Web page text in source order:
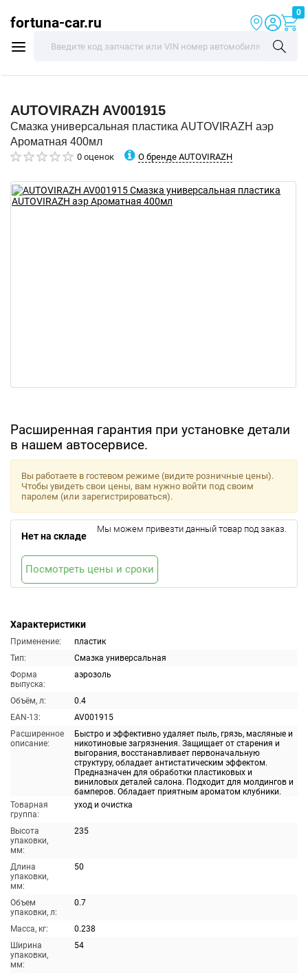
fortuna-car.ru
0
AUTOVIRAZH AV001915
Смазка универсальная пластика AUTOVIRAZH аэр
Ароматная 400мл
0 оценок О бренде AUTOVIRAZH
Расширенная гарантия при установке детали
в нашем автосервисе.
Характеристики
Применение:
пластик
Тип:
Смазка универсальная
Форма
выпуска:
аэрозоль
Объём, л:
0.4
EAN-13:
AV001915
Расширенное
описание:
Быстро и эффективно удаляет пыль, грязь, масляные и
никотиновые загрязнения. Защищает от старения и
выгорания, восстанавливает первоначальную
структуру, обладает антистатическим эффектом.
Предназначен для обработки пластиковых и
виниловых деталей салона. Подходит для молдингов и
бамперов. Обладает приятным ароматом клубники.
Товарная
группа:
уход и очистка
Высота
упаковки,
мм:
235
Длина
упаковки,
мм:
50
Объем
упаковки, л:
0.7
Масса, кг:
0.238
Ширина
упаковки,
мм:
54
Вы работаете в гостевом режиме (видите розничные цены).
Чтобы увидеть свои цены, вам нужно войти под своим
паролем (или зарегистрироваться).
Нет на складе
Мы можем привезти данный товар под заказ.
Посмотреть цены и сроки